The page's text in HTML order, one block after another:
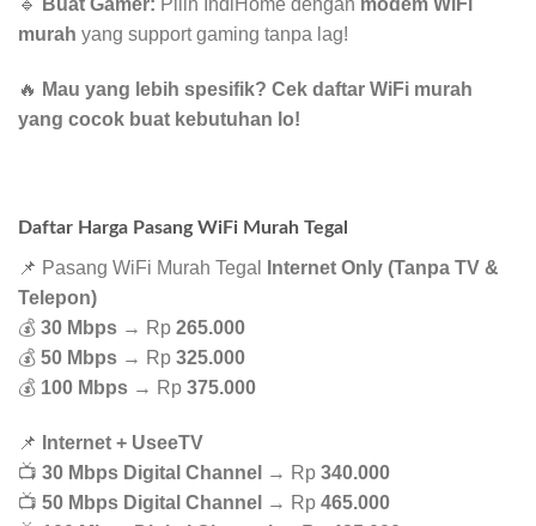
murah yang support gaming tanpa lag!
🔥 Mau yang lebih spesifik? Cek daftar WiFi murah
yang cocok buat kebutuhan lo!
Daftar Harga Pasang WiFi Murah Tegal
📌 Pasang WiFi Murah Tegal
Internet Only (Tanpa TV &
Telepon)
💰 30 Mbps → Rp 265.000
💰 50 Mbps → Rp 325.000
💰 100 Mbps → Rp 375.000
📌
Internet + UseeTV
📺 30 Mbps Digital Channel → Rp 340.000
📺 50 Mbps Digital Channel → Rp 465.000